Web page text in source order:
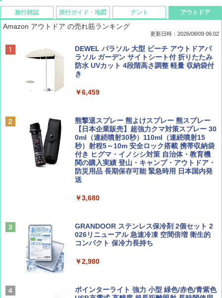
旅行雑誌
BE-PAL(ビ-パル) 2026年 9 月号【特別付録:
SOTO ミニマル"旅"財布 ランダム2種】
￥1,500
誌] (ＤＩＳＮＥＹ ＦＡＮ)
￥713
山と溪谷 2026年8月号「南アルプス大全」
Coyote No.89 特集 星野道夫 夢見る旅
旅行ガイド・地図
地球の歩き方 スター・ウォーズ
￥2,695
球の歩き方A ヨーロッパ
￥2,479
D40 地球の歩き方 チェンマイ タイ北部の魅
力的な町 2026～2027 地球の歩き方D アジア
￥2,079
A26 地球の歩き方 チェコ ポーランド スロヴ
ァキア 2026～2027 地球の歩き方A ヨーロッ
テント
[キャンパーズコレクション 山善] ポップアッ
プテント 傘みたいに広げて畳める パッとサ
ッとサンシェード キューブ フルクローズ メ
ッシュ 簡単設置 ワンタッチテント キャンプ
PYKES PEAK (パイクスピーク) 着替えテン
ト プライバシー テント 【中が透けない】 1
人用 折りたたみ 防災グッズ 災害用トイレ ビ
ーチ ピクニック ポップアップテント 携帯 簡
易 トイレテント (グレー)
￥4,980
500002(88859)
￥5,999
ーティング フルクローズ メッシュ 3-4人用
アウトドア
Amazon アウトドア の売れ筋ランキング
更新日時：2026/08/09 06:02
DEWEL パラソル 大型 ビーチ アウトドアパ
ラソル ガーデン サイトシート付 折りたたみ
防水 UVカット 4段階高さ調整 軽量 収納袋付
き
￥6,459
熊撃退スプレー 熊よけスプレー 熊スプレー
【日本企業販売】超強力クマ対策スプレー 30
0ml（連続噴射30秒）110ml（連続噴射15
秒）射程5～10m 安全ロック搭載 携帯収納袋
付き ヒグマ・イノシシ対策 自治体・教育機
関の購入実績 登山・キャンプ・アウトドア・
防災用品 長期保存可能 緊急時用 日本国内発
送
￥3,680
GRANDOOR ステンレス保冷剤 2個セット 2
026リニューアル 急速冷凍 空間倍増 衛生的
コンパクト 保冷力長持ち
￥2,980
ポインターライト 強力 小型 緑色/赤色/青紫色